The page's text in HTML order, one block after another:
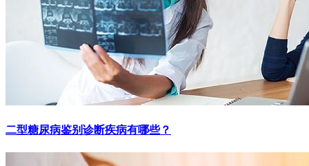
二型糖尿病鉴别诊断疾病有哪些？